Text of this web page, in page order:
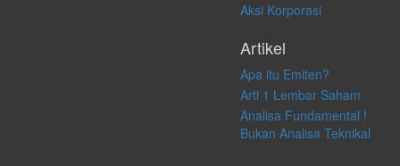
Aksi Korporasi
Artikel
Apa itu Emiten?
Arti 1 Lembar Saham
Analisa Fundamental !
Bukan Analisa Teknikal